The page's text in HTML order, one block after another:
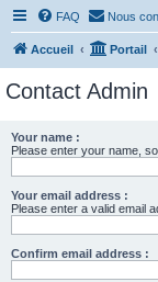
FAQ Nous
Accueil Portail
Contact Admin
Your name :
Please enter your name,
Your email address :
Please enter a valid email
Confirm email address :